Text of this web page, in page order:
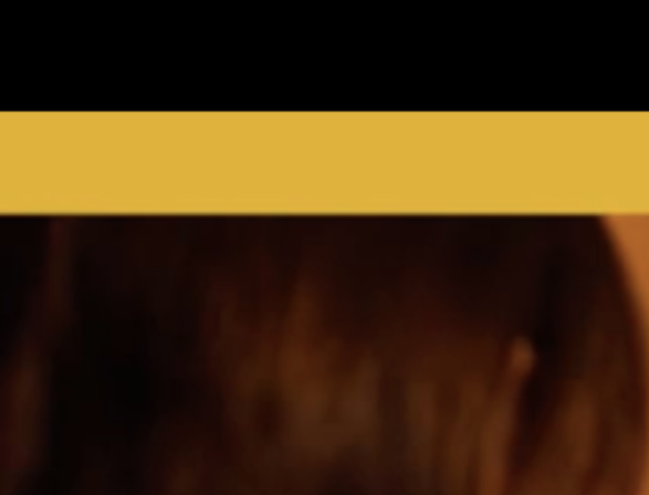
Constructeur de
à ossature